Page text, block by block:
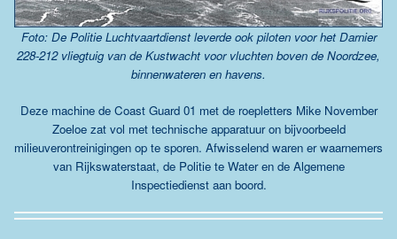
Foto: De Politie Luchtvaartdienst leverde ook piloten voor het Darnier
228-212 vliegtuig van de Kustwacht voor vluchten boven de Noordzee,
binnenwateren en havens.
Deze machine de Coast Guard 01 met de roepletters Mike November
Zoeloe zat vol met technische apparatuur on bijvoorbeeld
milieuverontreinigingen op te sporen. Afwisselend waren er waarnemers
van Rijkswaterstaat, de Politie te Water en de Algemene
Inspectiedienst aan boord.